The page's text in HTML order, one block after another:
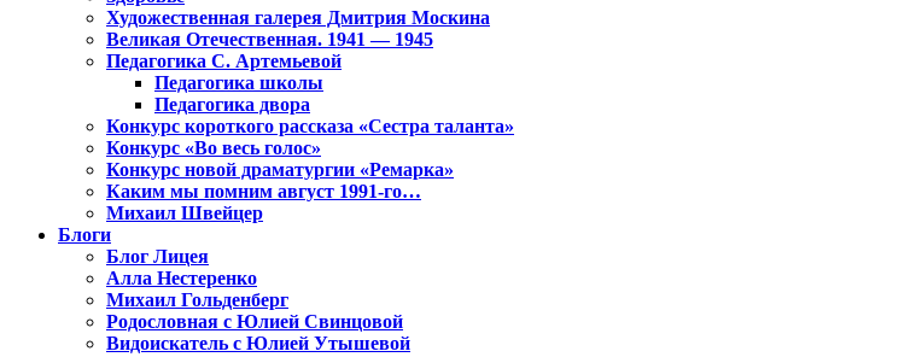
Художественная галерея Дмитрия Москина
Великая Отечественная. 1941 — 1945
Педагогика С. Артемьевой
Педагогика школы
Педагогика двора
Конкурс короткого рассказа «Сестра таланта»
Конкурс «Во весь голос»
Конкурс новой драматургии «Ремарка»
Каким мы помним август 1991-го…
Михаил Швейцер
Блоги
Блог Лицея
Алла Нестеренко
Михаил Гольденберг
Родословная с Юлией Свинцовой
Видоискатель с Юлией Утышевой